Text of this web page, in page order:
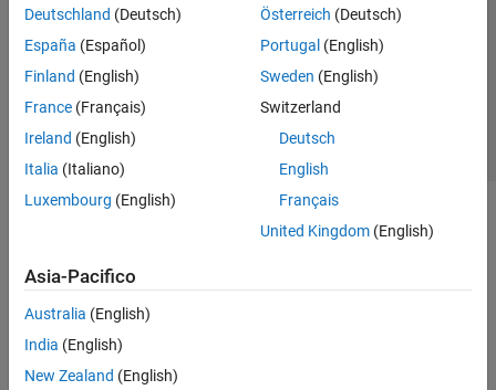
Deutschland (Deutsch)
España (Español)
Finland (English)
France (Français)
Ireland (English)
Italia (Italiano)
Luxembourg (English)
Österreich (Deutsch)
Portugal (English)
Sweden (English)
Switzerland
Deutsch
English
Français
United Kingdom(English)
Asia-Pacifico
Australia (English)
India (English)
New Zealand (English)
Antipirateria
Stato dell'applicazione
Contatti
© 1994-2026 The MathWorks, Inc.